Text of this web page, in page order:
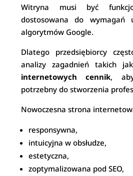
Witryna musi być
dostosowana do wymagań
algorytmów Google.
Dlatego przedsiębiorcy
analizy zagadnień takich
internetowych cennik,
potrzebny do stworzenia
Nowoczesna strona
responsywna,
intuicyjna w obsłudze,
estetyczna,
zoptymalizowana pod SEO,